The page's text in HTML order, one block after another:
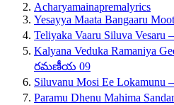
Acharyamainapremalyrics
Yesayya Maata
Teliyaka Vaaru Siluva
Kalyana Veduka Ramaniya
రమణీయ 09
Siluvanu Mosi Ee
Paramu Dhenu Mahima